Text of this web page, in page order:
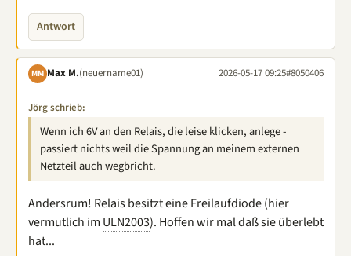
Antwort
MM Max M.(neuername01) 2026-05-17 09:25#8050406
Jörg schrieb:
Wenn ich 6V an den Relais, die leise klicken, anlege -
passiert nichts weil die Spannung an meinem externen
Netzteil auch wegbricht.
Andersrum! Relais besitzt eine Freilaufdiode (hier
vermutlich im ULN2003). Hoffen wir mal daß sie überlebt
hat...